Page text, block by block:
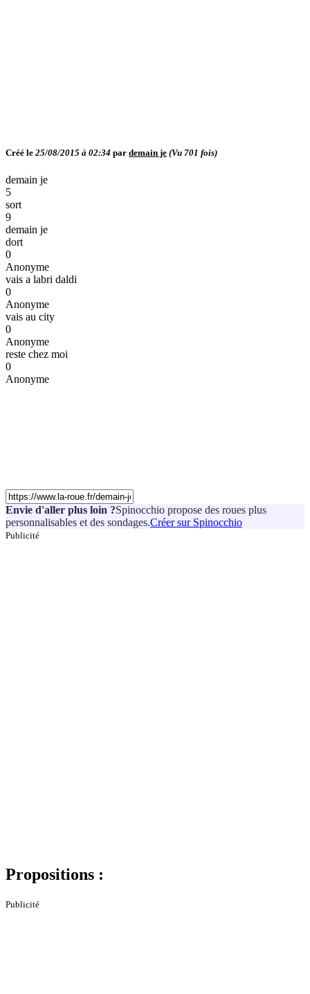
Créé le 25/08/2015 à 02:34 par demain je (Vu 701 fois)
demain je
5
sort
9
demain je
dort
0
Anonyme
vais a labri daldi
0
Anonyme
vais au city
0
Anonyme
reste chez moi
0
Anonyme
Envie d'aller plus loin ?Spinocchio propose des roues plus
personnalisables et des sondages.Créer sur Spinocchio
Publicité
Propositions :
Publicité